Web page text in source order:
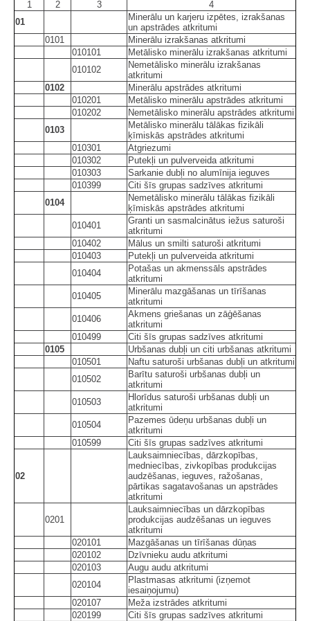
1
2 3
4
01
Minerālu un karjeru izpētes, izrakšanas
un apstrādes atkritumi
0101
Minerālu izrakšanas atkritumi
010101
Metālisko minerālu izrakšanas atkritumi
010102
Nemetālisko minerālu izrakšanas
atkritumi
0102
Minerālu apstrādes atkritumi
010201
Metālisko minerālu apstrādes atkritumi
010202
Nemetālisko minerālu apstrādes atkritumi
0103
Metālisko minerālu tālākas fizikāli
ķīmiskās apstrādes atkritumi
010301
Atgriezumi
010302
Putekļi un pulverveida atkritumi
010303
Sarkanie dubļi no alumīnija ieguves
010399
Citi šīs grupas sadzīves atkritumi
0104
Nemetālisko minerālu tālākas fizikāli
ķīmiskās apstrādes atkritumi
010401
Granti un sasmalcinātus iežus saturoši
atkritumi
010402
Mālus un smilti saturoši atkritumi
010403
Putekļi un pulverveida atkritumi
010404
Potašas un akmenssāls apstrādes
atkritumi
010405
Minerālu mazgāšanas un tīrīšanas
atkritumi
010406
Akmens griešanas un zāģēšanas
atkritumi
010499
Citi šīs grupas sadzīves atkritumi
0105
Urbšanas dubļi un citi urbšanas atkritumi
010501
Naftu saturoši urbšanas dubļi un atkritumi
010502
Barītu saturoši urbšanas dubļi un
atkritumi
010503
Hlorīdus saturoši urbšanas dubļi un
atkritumi
010504
Pazemes ūdeņu urbšanas dubļi un
atkritumi
010599
Citi šīs grupas sadzīves atkritumi
02
Lauksaimniecības, dārzkopības,
medniecības, zivkopības produkcijas
audzēšanas, ieguves, ražošanas,
pārtikas sagatavošanas un apstrādes
atkritumi
0201
Lauksaimniecības un dārzkopības
produkcijas audzēšanas un ieguves
atkritumi
020101
Mazgāšanas un tīrīšanas dūņas
020102
Dzīvnieku audu atkritumi
020103
Augu audu atkritumi
020104
Plastmasas atkritumi (izņemot
iesaiņojumu)
020107
Meža izstrādes atkritumi
020199
Citi šīs grupas sadzīves atkritumi